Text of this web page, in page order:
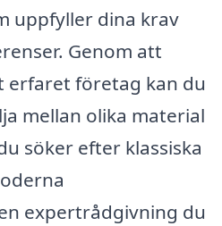
uppfyller dina krav
Genom att
erfaret företag kan du
mellan olika material
söker efter klassiska
expertrådgivning du